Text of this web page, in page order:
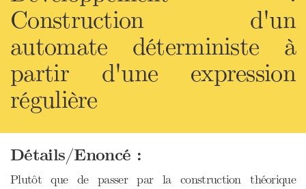
Construction d'un
automate déterministe à
partir d'une expression
régulière
Détails/Enoncé :
Plutôt que de passer par la construction théorique